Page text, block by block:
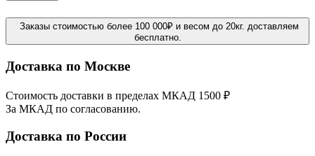
Заказы стоимостью более 100 000₽ и весом до 20кг. доставляем
бесплатно.
Доставка по Москве
Стоимость доставки в пределах МКАД 1500 ₽
За МКАД по согласованию.
Доставка по России